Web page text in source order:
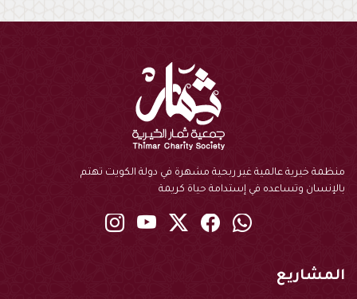
منظمة خيرية عالمية غير ربحية مشهرة في دولة الكويت تهتم
بالإنسان وتساعده في إستدامة حياة كريمة
Whatsapp
Facebook
twitter
youtube
instagram
المشاريع